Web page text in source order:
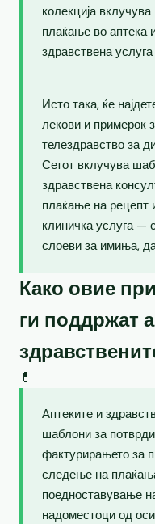
колекција
плаќање во аптека
здравствена
Исто така, ќе
лекови и примерок
телездравство за
Сетот вклучува
здравствена
плаќање на рецепт
клиничка услуга —
слоеви за имиња,
Како овие
ги поддржат
💊
Аптеките и
шаблони за
фактурирањето за
следење на
поедноставување
надоместоци од